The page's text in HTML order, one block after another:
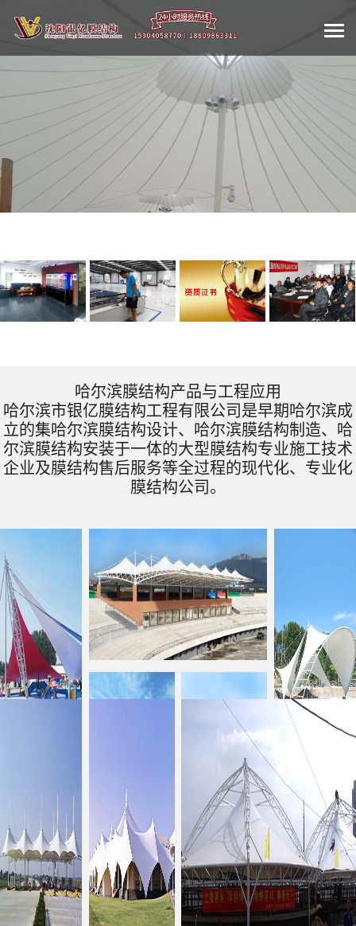
哈尔滨膜结构产品与工程应用
哈尔滨市银亿膜结构工程有限公司是早期哈尔滨成
立的集哈尔滨膜结构设计、哈尔滨膜结构制造、哈
尔滨膜结构安装于一体的大型膜结构专业施工技术
企业及膜结构售后服务等全过程的现代化、专业化
膜结构公司。